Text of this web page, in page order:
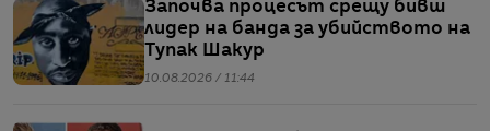
Започва процесът срещу бивш
лидер на банда за убийството на
Тупак Шакур
10.08.2026 / 11:44